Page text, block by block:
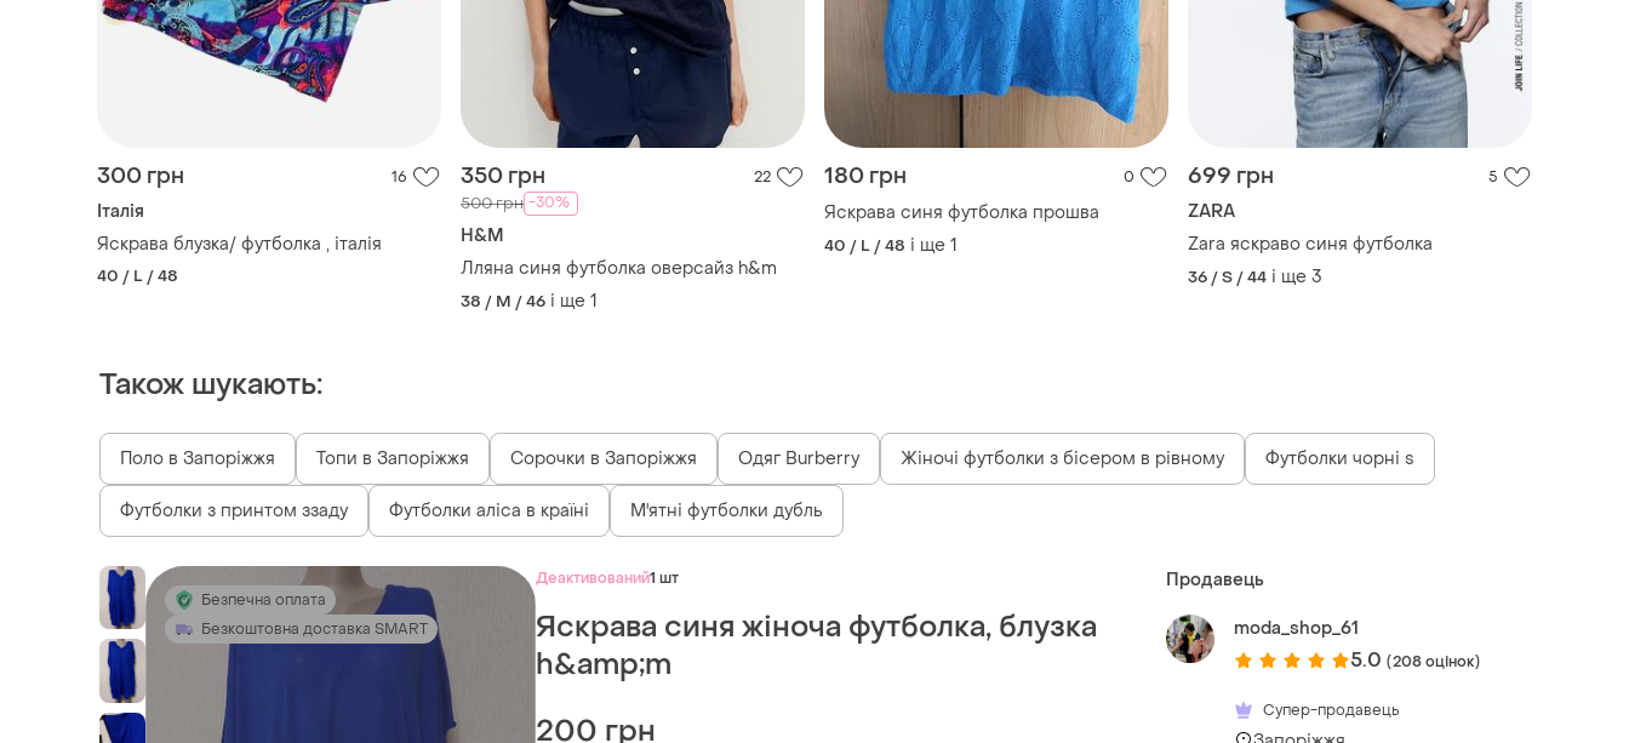
300 грн 16
Італія
Яскрава блузка/ футболка , італія
40 / L / 48
350 грн 22
500 грн -30%
H&M
Лляна синя футболка оверсайз h&m
38 / M / 46 і ще 1
180 грн 0
Яскрава синя футболка прошва
40 / L / 48 і ще 1
699 грн 5
ZARA
Zara яскраво синя футболка
36 / S / 44 і ще 3
Також шукають:
Поло в Запоріжжя Топи в Запоріжжя Сорочки в Запоріжжя Одяг Burberry Жіночі футболки з бісером в рівному Футболки чорні s
Футболки з принтом ззаду Футболки аліса в країні М'ятні футболки дубль
Безпечна оплата
Безкоштовна доставка SMART
Деактивований1 шт
Яскрава синя жіноча футболка, блузка
h&amp;m
200 грн
Продавець
moda_shop_61
5.0 (208 оцінок)
Супер-продавець